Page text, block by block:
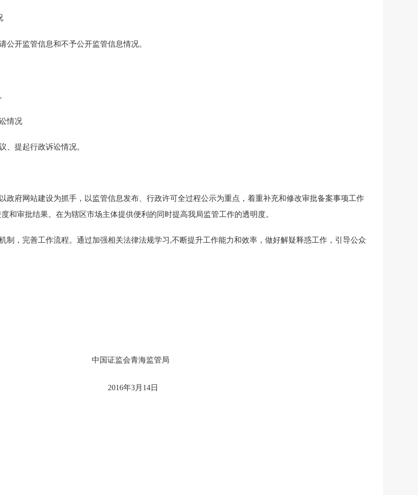
公开监管信息和不予公开监管信息情况。
情况
议、提起行政诉讼情况。
政府网站建设为抓手，以监管信息发布、行政许可全过程公示为重点，着重补充和修改审批备案事项工作
和审批结果。在为辖区市场主体提供便利的同时提高我局监管工作的透明度。
制，完善工作流程。通过加强相关法律法规学习,不断提升工作能力和效率，做好解疑释惑工作，引导公众
中国证监会青海监管局
2016年3月 14日